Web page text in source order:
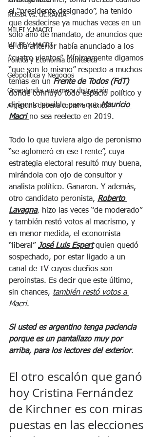
RUSIA Vs. UCRANIA
MILEI Y MACRI
MILEI Y MACRI
Política y Economía doméstica
Geopolítica y Negocios
Groenlandia, una mera distracción
Argentina debería copiar a México
el “presidente designado”, ha tenido
que desdecirse ya muchas veces en un
solo año de mandato, de anuncios que
el día anterior había anunciado a los
“cuatro vientos”. Mínimamente digamos
“que son lo mismo” respecto a muchos
temas en un Frente de Todos (FdT)
donde confluyó todo espacio político y
dirigente posible para que Mauricio
Macri no sea reelecto en 2019.
Todo lo que tuviera algo de peronismo
“se aglomeró en ese Frente”, cuya
estrategia electoral resultó muy buena,
mirándola con ojo de consultor y
analista político. Ganaron. Y además,
otro candidato peronista, Roberto
Lavagna, hizo las veces “de moderado”
y también restó votos al macrismo, y
en menor medida, el economista
“liberal” José Luis Espert quien quedó
sospechado, por estar ligado a un
canal de TV cuyos dueños son
peroinstas. Es decir que este último,
sin chances, también restó votos a
Macri.
Si usted es argentino tenga paciencia
porque es un pantallazo muy por
arriba, para los lectores del exterior.
El otro escalón que ganó
hoy Cristina Fernández
de Kirchner es con miras
puestas en las elecciones